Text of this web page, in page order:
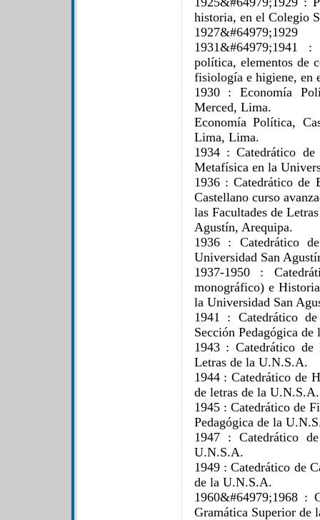
historia, en el Colegio
1927&#64979;1929
1931&#64979;1941
política, elementos de
fisiología e higiene, en
1930 : Economía
Merced, Lima.
Economía Política,
Lima, Lima.
1934 : Catedrático
Metafísica en la
1936 : Catedrático de
Castellano curso
las Facultades de
Agustín, Arequipa.
1936 : Catedrático
Universidad San
1937-1950 :
monográfico) e
la Universidad San
1941 : Catedrático
Sección Pedagógica
1943 : Catedrático
Letras de la U.N.S.A.
1944 : Catedrático de
de letras de la U.N.S.A.
1945 : Catedrático de
Pedagógica de la
1947 : Catedrático
U.N.S.A.
1949 : Catedrático de
de la U.N.S.A.
1960&#64979;1968 :
Gramática Superior de